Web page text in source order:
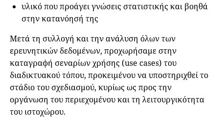
υλικό που προάγει γνώσεις στατιστικής και βοηθά
στην κατανόησή της
Mετά τη συλλογή και την ανάλυση όλων των
ερευνητικών δεδομένων, προχωρήσαμε στην
καταγραφή σεναρίων χρήσης (use cases) του
διαδικτυακού τόπου, προκειμένου να υποστηριχθεί το
στάδιο του σχεδιασμού, κυρίως ως προς την
οργάνωση του περιεχομένου και τη λειτουργικότητα
του ιστοχώρου.